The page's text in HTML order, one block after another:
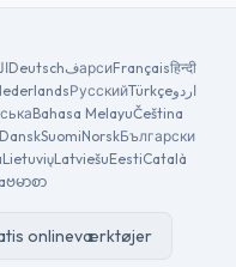
Deutsch فарсиFrançaisहिन्दी
РусскийTürkçeاردو
Bahasa MelayuČeština
SuomiNorskБългарски
LietuviųLatviešuEestiCatalà
ဗမာစာ
onlineværktøjer